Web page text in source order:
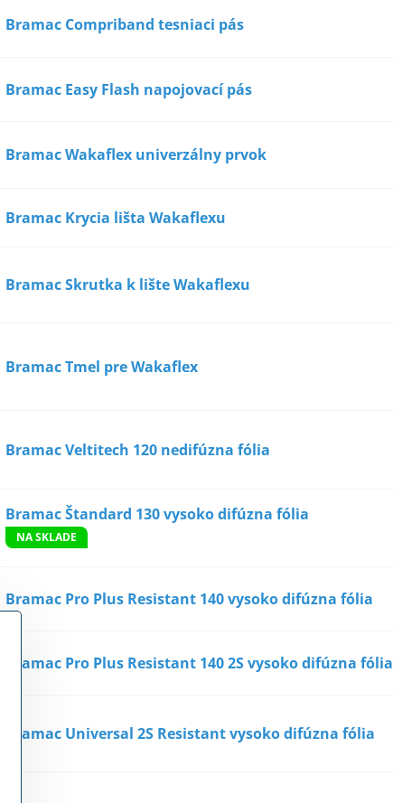
Bramac Compriband tesniaci pás
Bramac Easy Flash napojovací pás
Bramac Wakaflex univerzálny prvok
Bramac Krycia lišta Wakaflexu
Bramac Skrutka k lište Wakaflexu
Bramac Tmel pre Wakaflex
Bramac Veltitech 120 nedifúzna fólia
Bramac Štandard 130 vysoko difúzna fólia
NA SKLADE
Bramac Pro Plus Resistant 140 vysoko difúzna fólia
Bramac Pro Plus Resistant 140 2S vysoko difúzna fólia
Bramac Universal 2S Resistant vysoko difúzna fólia